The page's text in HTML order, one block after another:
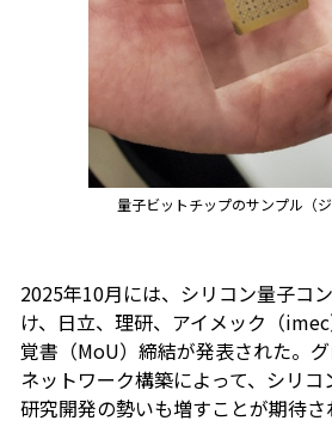
量子ビットチップのサンプル（ジ
2025年10月には、シリコン量子コ
け、日立、理研、アイメック（imec
覚書（MoU）締結が発表された。
ネットワーク構築によって、シリ
研究開発の勢いも増すことが期待さ